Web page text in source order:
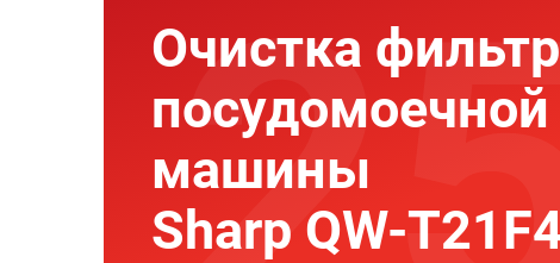
Очистка
посудомоечной
машины
Sharp QW-